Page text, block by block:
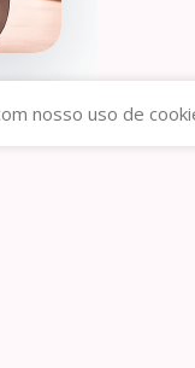
nosso uso de